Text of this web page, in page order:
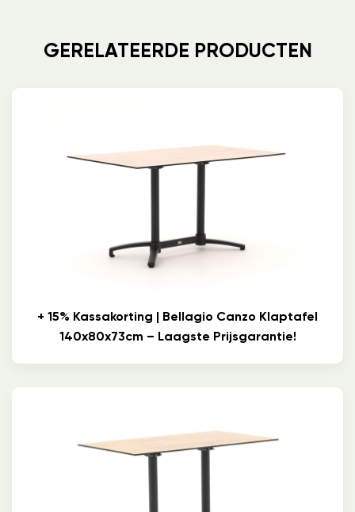
GERELATEERDE PRODUCTEN
+ 15% Kassakorting | Bellagio Canzo Klaptafel
140x80x73cm – Laagste Prijsgarantie!